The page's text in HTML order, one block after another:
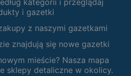
kategorii i przeglądaj
i gazetki
z naszymi gazetkami
znajdują się nowe gazetki
mieście? Nasza mapa
sklepy detaliczne w okolicy.